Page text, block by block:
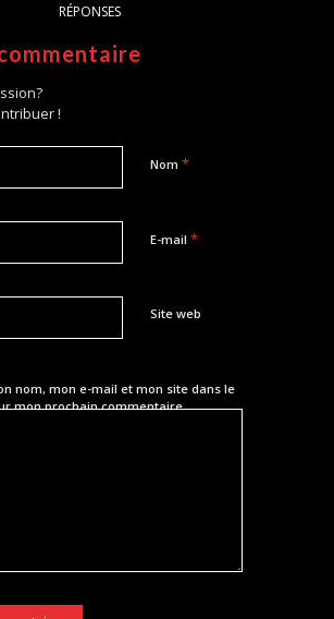
RÉPONSES
!
Nom *
E-mail *
Site web
nom, mon e-mail et mon site dans le
mon prochain commentaire.